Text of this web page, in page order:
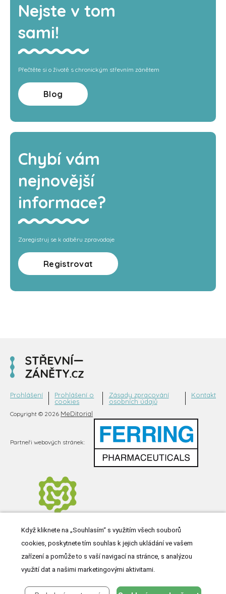
Nejste v tom
sami!
Přečtěte si o životě s chronickým střevním zánětem
Blog
Chybí vám
nejnovější
informace?
Zaregistruj se k odběru zpravodaje
Registrovat
Copyright © 2026 MeDitorial
Prohlášení
Prohlášení o
cookies
Zásady zpracování
osobních údajů
Kontakt
Partneři webových stránek:
Když kliknete na „Souhlasím“ s využitím všech souborů
cookies, poskytnete tím souhlas k jejich ukládání ve vašem
zařízení a pomůže to s vaší navigací na stránce, s analýzou
využití dat a našimi marketingovými aktivitami.